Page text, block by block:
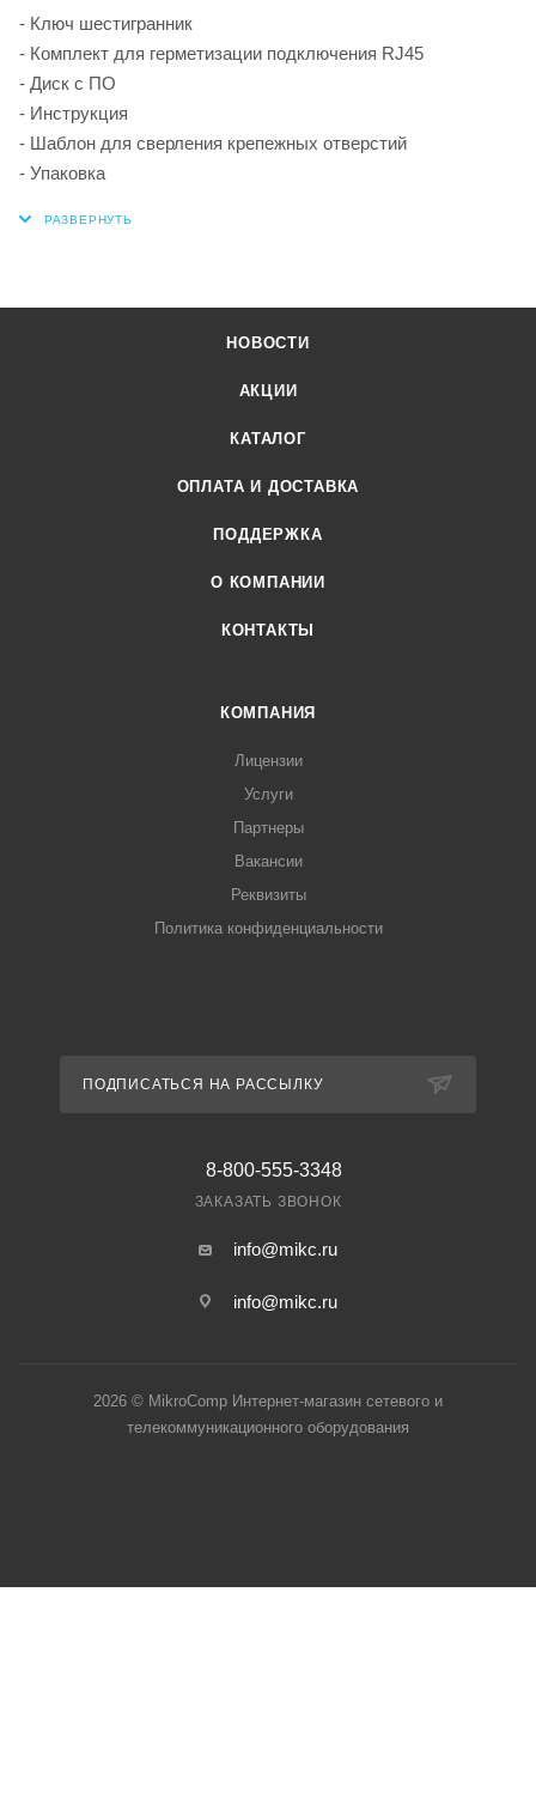
- Ключ шестигранник
- Комплект для герметизации подключения RJ45
- Диск с ПО
- Инструкция
- Шаблон для сверления крепежных отверстий
- Упаковка
НОВОСТИ
АКЦИИ
КАТАЛОГ
ОПЛАТА И ДОСТАВКА
ПОДДЕРЖКА
О КОМПАНИИ
КОНТАКТЫ
КОМПАНИЯ
Лицензии
Услуги
Партнеры
Вакансии
Реквизиты
Политика конфиденциальности
ПОДПИСАТЬСЯ НА РАССЫЛКУ
8-800-555-3348
ЗАКАЗАТЬ ЗВОНОК
info@mikc.ru
info@mikc.ru
2026 © MikroComp Интернет-магазин сетевого и
телекоммуникационного оборудования